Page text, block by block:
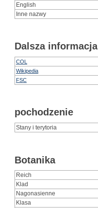
English
Inne nazwy
Dalsza informacja
COL
Wikipedia
FSC
pochodzenie
Stany i terytoria
Botanika
Reich
Klad
Nagonasienne
Klasa